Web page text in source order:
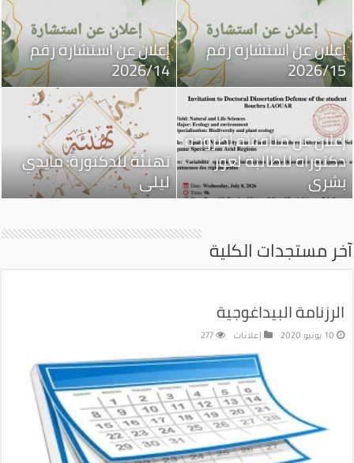
إعلان عن استشارة رقم
2026/15
إعلان عن استشارة رقم
2026/14
إعلان عن مناقشة أطروحة
دكتوراه للطالبة لعور
بشرى
تهنئة للدكتورة: مايدي
ليلى
آخر مستجدات الكلية
الرزنامة البيداغوجية
10 يونيو 2020 إعلانات 277